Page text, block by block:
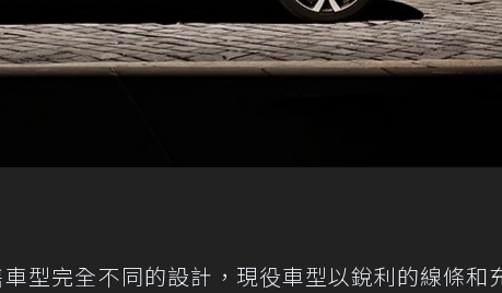
型完全不同的設計，現役車型以銳利的線條和